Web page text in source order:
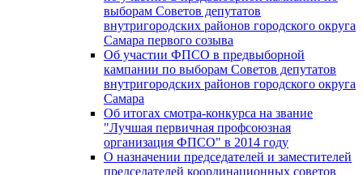
выборам Советов депутатов
внутригородских районов городского округа
Самара первого созыва
Об участии ФПСО в предвыборной
кампании по выборам Советов депутатов
внутригородских районов городского округа
Самара
Об итогах смотра-конкурса на звание
"Лучшая первичная профсоюзная
организация ФПСО" в 2014 году
О назначении председателей и заместителей
председателей координационных советов